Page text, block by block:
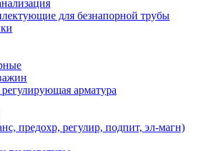
для безнапорной трубы
арматура
предохр, регулир, подпит, эл-магн)